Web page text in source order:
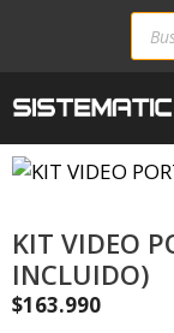
KIT VIDEO
INCLUIDO)
$163.990